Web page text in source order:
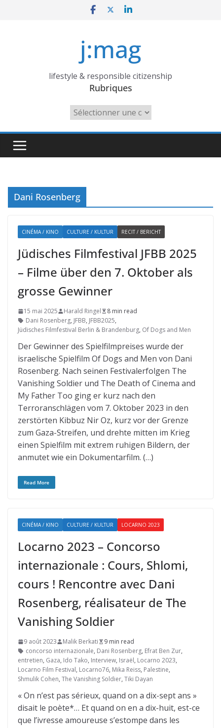
j:mag
lifestyle & responsible citizenship
Rubriques
Rubriques
Dani Rosenberg
CINÉMA / KINO CULTURE / KULTUR RECIT / BERICHT
Jüdisches Filmfestival JFBB 2025
– Filme über den 7. Oktober als
grosse Gewinner
15 mai 2025 Harald Ringel
8 min read
Dani Rosenberg, JFBB, JFBB2025,
Jüdisches Filmfestival Berlin & Brandenburg, Of Dogs and Men
Der Gewinner des Spielfilmpreises wurde der
israelische Spielfilm Of Dogs and Men von Dani
Rosenberg. Nach seinen Festivalerfolgen The
Vanishing Soldier und The Death of Cinema and
My Father Too ging er kurz nach den
Terroranschlägen vom 7. Oktober 2023 in den
zerstörten Kibbuz Nir Oz, kurz vor der Grenze
zum Gaza-Streifen, und drehte mitten im Krieg
einen Spielfilm mit extrem ruhigen Bildern, der
anmutet wie ein Dokumentarfilm. (…)
Read More
CINÉMA / KINO CULTURE / KULTUR LOCARNO 2023
Locarno 2023 – Concorso
internazionale : Cours, Shlomi,
cours ! Rencontre avec Dani
Rosenberg, réalisateur de The
Vanishing Soldier
9 août 2023 Malik Berkati
9 min read
concorso internazionale, Dani Rosenberg, Efrat Ben Zur,
entretien, Gaza, Ido Tako, Interview, Israël, Locarno 2023,
Locarno Film Festival, Locarno76, Mika Reiss, Palestine,
Shmulik Cohen, The Vanishing Soldier, Tiki Dayan
« On n’est pas sérieux, quand on a dix-sept ans »
disait le poète*… Et quand on en a dix-huit, est-ce
que l’ivresse amoureuse s’estompe dans les